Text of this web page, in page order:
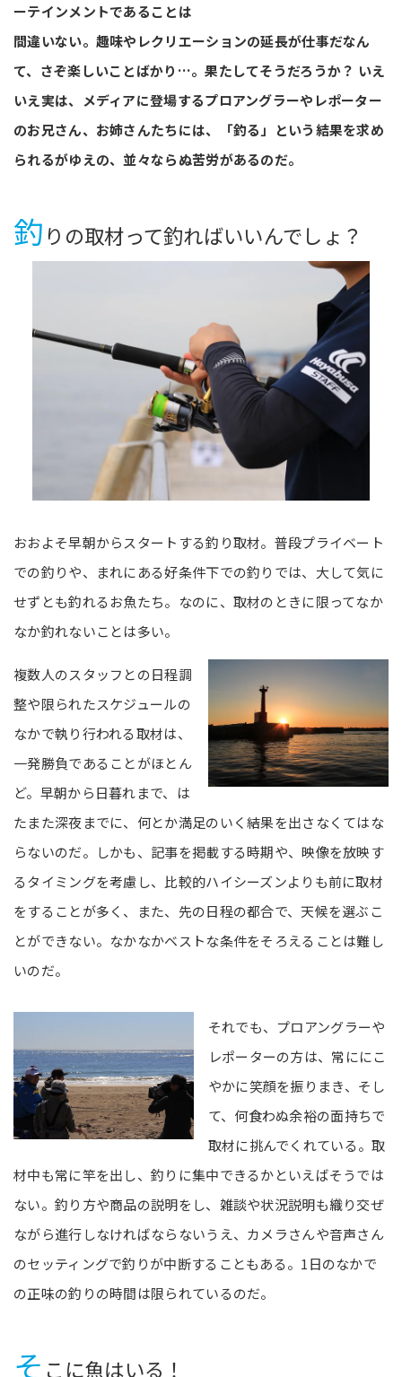
ーテインメントであることは
間違いない。趣味やレクリエーションの延長が仕事だなん
て、さぞ楽しいことばかり…。果たしてそうだろうか？ いえ
いえ実は、メディアに登場するプロアングラーやレポーター
のお兄さん、お姉さんたちには、「釣る」という結果を求め
られるがゆえの、並々ならぬ苦労があるのだ。
釣りの取材って釣ればいいんでしょ？
おおよそ早朝からスタートする釣り取材。普段プライベート
での釣りや、まれにある好条件下での釣りでは、大して気に
せずとも釣れるお魚たち。なのに、取材のときに限ってなか
なか釣れないことは多い。
複数人のスタッフとの日程調
整や限られたスケジュールの
なかで執り行われる取材は、
一発勝負であることがほとん
ど。早朝から日暮れまで、は
たまた深夜までに、何とか満足のいく結果を出さなくてはな
らないのだ。しかも、記事を掲載する時期や、映像を放映す
るタイミングを考慮し、比較的ハイシーズンよりも前に取材
をすることが多く、また、先の日程の都合で、天候を選ぶこ
とができない。なかなかベストな条件をそろえることは難し
いのだ。
それでも、プロアングラーや
レポーターの方は、常ににこ
やかに笑顔を振りまき、そし
て、何食わぬ余裕の面持ちで
取材に挑んでくれている。取
材中も常に竿を出し、釣りに集中できるかといえばそうでは
ない。釣り方や商品の説明をし、雑談や状況説明も織り交ぜ
ながら進行しなければならないうえ、カメラさんや音声さん
のセッティングで釣りが中断することもある。1日のなかで
の正味の釣りの時間は限られているのだ。
そ こに魚はいる！